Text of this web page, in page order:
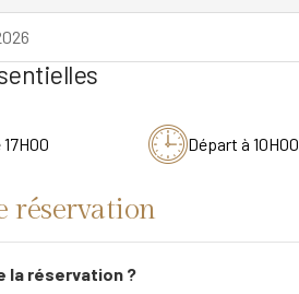
Départ à 10H00
réservation
la réservation ?